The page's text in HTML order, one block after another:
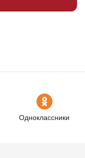
Одноклассники